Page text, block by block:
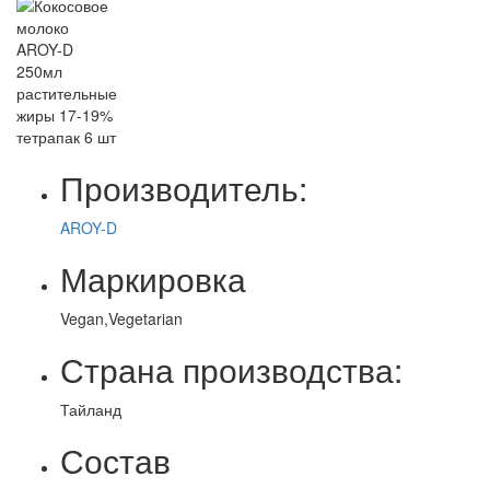
Производитель:
AROY-D
Маркировка
Vegan,Vegetarian
Страна производства:
Тайланд
Состав